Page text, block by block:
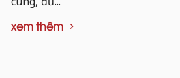
xem thêm